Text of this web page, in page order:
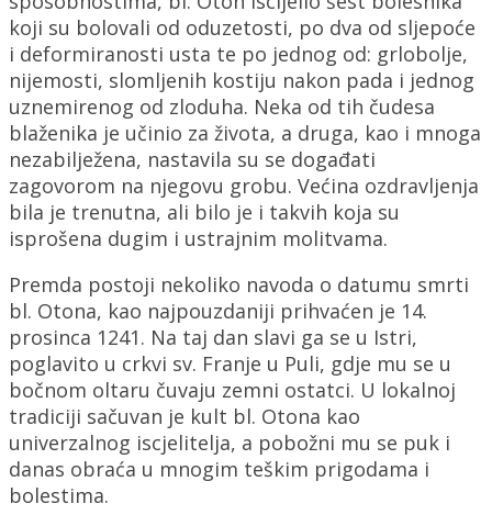
koji su bolovali od oduzetosti, po dva od sljepoće
i deformiranosti usta te po jednog od: grlobolje,
nijemosti, slomljenih kostiju nakon pada i jednog
uznemirenog od zloduha. Neka od tih čudesa
blaženika je učinio za života, a druga, kao i mnoga
nezabilježena, nastavila su se događati
zagovorom na njegovu grobu. Većina ozdravljenja
bila je trenutna, ali bilo je i takvih koja su
isprošena dugim i ustrajnim molitvama.
Premda postoji nekoliko navoda o datumu smrti
bl. Otona, kao najpouzdaniji prihvaćen je 14.
prosinca 1241. Na taj dan slavi ga se u Istri,
poglavito u crkvi sv. Franje u Puli, gdje mu se u
bočnom oltaru čuvaju zemni ostatci. U lokalnoj
tradiciji sačuvan je kult bl. Otona kao
univerzalnog iscjelitelja, a pobožni mu se puk i
danas obraća u mnogim teškim prigodama i
bolestima.